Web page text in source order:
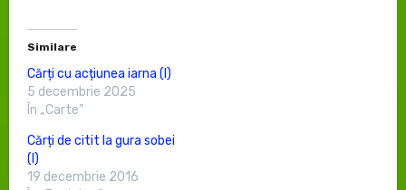
Similare
Cărți cu acțiunea iarna (I)
5 decembrie 2025
În „Carte”
Cărți de citit la gura sobei
(I)
19 decembrie 2016